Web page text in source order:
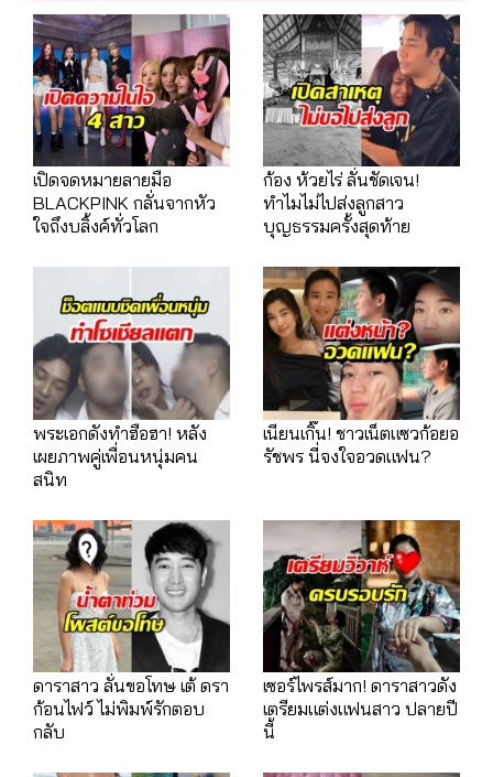
เปิดจดหมายลายมือ
BLACKPINK กลั่นจากหัว
ใจถึงบลิ้งค์ทั่วโลก
ก้อง ห้วยไร่ ลั่นชัดเจน!
ทำไมไม่ไปส่งลูกสาว
บุญธรรมครั้งสุดท้าย
พระเอกดังทำฮือฮา! หลัง
เผยภาพคู่เพื่อนหนุ่มคน
สนิท
เนียนเกิ๊น! ชาวเน็ตแซวก้อยอ
รัชพร นี่จงใจอวดแฟน?
ดาราสาว ลั่นขอโทษ เต้ ดรา
ก้อนไฟว์ ไม่พิมพ์รักตอบ
กลับ
เซอร์ไพรส์มาก! ดาราสาวดัง
เตรียมแต่งแฟนสาว ปลายปี
นี้